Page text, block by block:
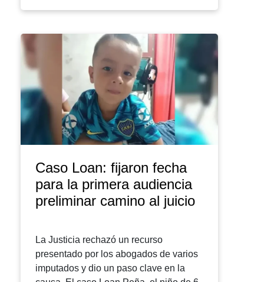
Caso Loan: fijaron fecha
para la primera audiencia
preliminar camino al juicio
La Justicia rechazó un recurso
presentado por los abogados de varios
imputados y dio un paso clave en la